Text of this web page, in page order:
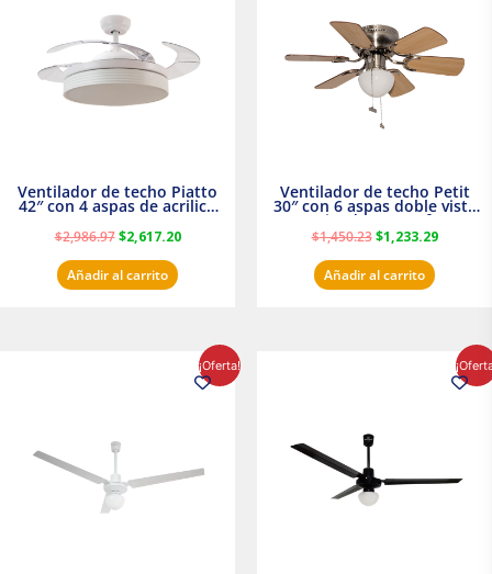
Ventilador de techo Piatto
42″ con 4 aspas de acrilico
transparente
$2,986.97
$2,986.97.
$2,617.20
Añadir al carrito
Ventilador de techo Petit
30″ con 6 aspas doble vista
Satinado Masterfan
$1,450.23
$1,450.23.
$1,233.29
Añadir al carrito
¡Oferta!
precio
actual
precio
actual